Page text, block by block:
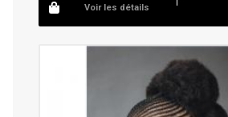
Voir les détails